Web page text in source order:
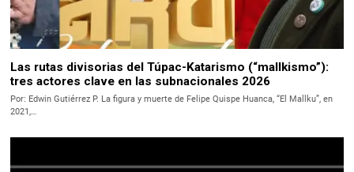
Las rutas divisorias del Túpac-Katarismo (“mallkismo”):
tres actores clave en las subnacionales 2026
Por: Edwin Gutiérrez P. La figura y muerte de Felipe Quispe Huanca, “El Mallku”, en
2021,…